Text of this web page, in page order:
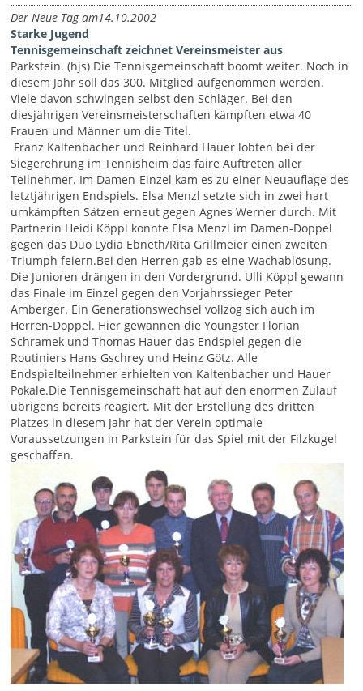
Der Neue Tag am14.10.2002
Starke Jugend
Tennisgemeinschaft zeichnet Vereinsmeister aus
Parkstein. (hjs) Die Tennisge­meinschaft boomt weiter. Noch in
diesem Jahr soll das 300. Mitglied aufgenommen werden.
Viele davon schwingen selbst den Schläger. Bei den
diesjährigen Vereinsmeisterschaften kämpften et­wa 40
Frauen und Männer um die Titel.
Franz Kaltenbacher und Reinhard Hauer lobten bei der
Siegerehrung im Tennisheim das faire Auftreten aller
Teilnehmer. Im Damen-Einzel kam es zu einer Neuauflage des
letztjährigen Endspiels. Elsa Menzl setzte sich in zwei hart
umkämpften Sätzen erneut gegen Agnes Werner durch. Mit
Partnerin Heidi Köppl konnte Elsa Menzl im Damen-Doppel
gegen das Duo Lydia Ebneth/Rita Grillmeier einen zweiten
Triumph feiern.Bei den Herren gab es eine Wachablösung.
Die Junioren drängen in den Vordergrund. Ulli Köppl gewann
das Finale im Einzel gegen den Vorjahrssieger Peter
Amberger. Ein Generationswechsel vollzog sich auch im
Herren-Doppel. Hier gewannen die Youngster Florian
Schramek und Thomas Hauer das Endspiel gegen die
Routiniers Hans Gschrey und Heinz Götz. Alle
Endspielteilnehmer erhielten von Kaltenbacher und Hauer
Pokale.Die Tennisgemeinschaft hat auf den enormen Zulauf
übrigens bereits reagiert. Mit der Erstellung des dritten
Platzes in diesem Jahr hat der Verein optimale
Voraussetzungen in Parkstein für das Spiel mit der Filzkugel
geschaffen.